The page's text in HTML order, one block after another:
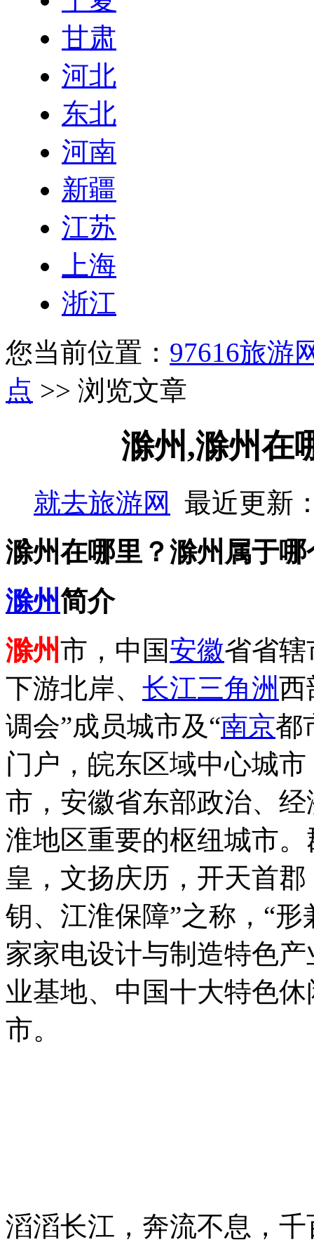
甘肃
河北
东北
河南
新疆
江苏
上海
浙江
您当前位置： 97616旅游
点 >> 浏览文章
滁州,滁州在
就去旅游网
最近更新
滁州在哪里？滁州属于
滁州简介
滁州市，中国安徽省省
下游北岸、 长江三角洲西
调会”成员城市及“南京都
门户，皖东区域中心城
市，安徽省东部政治、
淮地区重要的枢纽城市
皇，文扬庆历，开天首
钥、江淮保障”之称，“
家家电设计与制造特色
业基地、中国十大特色
市。
滔滔长江，奔流不息，